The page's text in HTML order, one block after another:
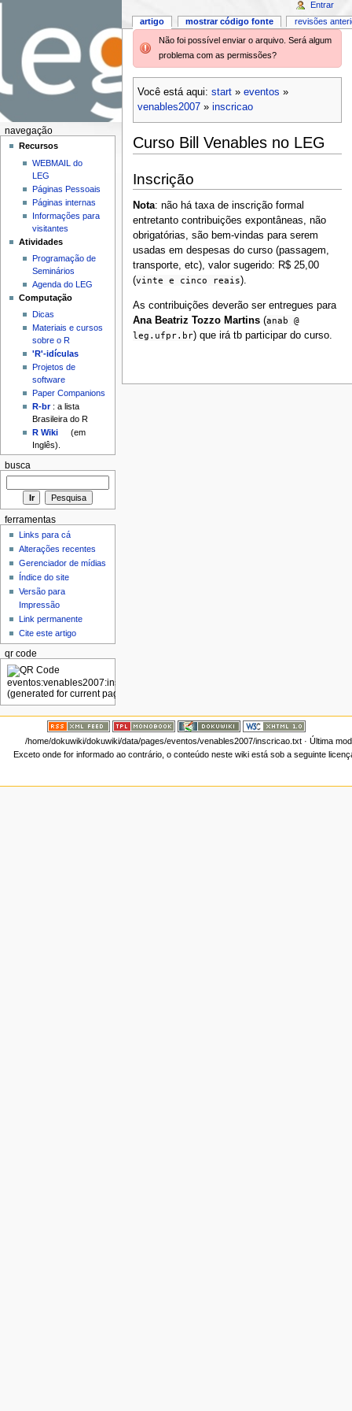
Não foi possível enviar o arquivo. Será algum
problema com as permissões?
Você está aqui: start» eventos »
venables2007» inscricao
Curso Bill Venables no LEG
Inscrição
Nota: não há taxa de inscrição formal
entretanto contribuições expontâneas, não
obrigatórias, são bem-vindas para serem
usadas em despesas do curso (passagem,
transporte, etc), valor sugerido: R$ 25,00
(vinte e cinco reais).
As contribuições deverão ser entregues para
Ana Beatriz Tozzo Martins(anab @
leg.ufpr.br) que irá tb participar do curso.
artigo mostrar código fonte revisões
Entrar
navegação
Recursos
WEBMAIL do
LEG
Páginas Pessoais
Páginas internas
Informações para
visitantes
Atividades
Programação de
Seminários
Agenda do LEG
Computação
Dicas
Materiais e cursos
sobre o R
'R'-idículas
Projetos de
software
Paper Companions
R-br: a lista
Brasileira do R
R Wiki
(em
Inglês).
busca
ferramentas
Links para cá
Alterações recentes
Gerenciador de mídias
Índice do site
Versão para
Impressão
Link permanente
Cite este artigo
qr code
/home/dokuwiki/dokuwiki/data/pages/eventos/venables2007/inscricao.txt· Última
Exceto onde for informado ao contrário, o conteúdo neste wiki está sob a seguinte